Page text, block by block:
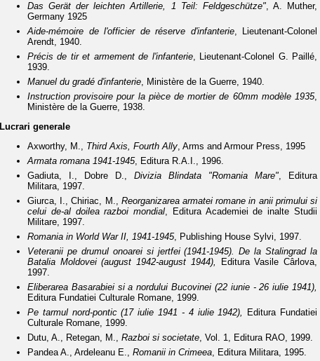
Das Gerät der leichten Artillerie, 1 Teil: Feldgeschütze", A. Muther,
Germany 1925
Aide-mémoire de l'officier de réserve d'infanterie, Lieutenant-Colonel
Arendt, 1940.
Précis de tir et armement de l'infanterie, Lieutenant-Colonel G. Paillé,
1939.
Manuel du gradé d'infanterie, Ministère de la Guerre, 1940.
Instruction provisoire pour la pièce de mortier de 60mm modèle 1935,
Ministère de la Guerre, 1938.
Lucrari generale
Axworthy, M., Third Axis, Fourth Ally, Arms and Armour Press, 1995
Armata romana 1941-1945, Editura R.A.I., 1996.
Gadiuta, I., Dobre D., Divizia Blindata "Romania Mare", Editura
Militara, 1997.
Giurca, I., Chiriac, M., Reorganizarea armatei romane in anii primului si
celui de-al doilea razboi mondial, Editura Academiei de inalte Studii
Militare, 1997.
Romania in World War II, 1941-1945, Publishing House Sylvi, 1997.
Veteranii pe drumul onoarei si jertfei (1941-1945). De la Stalingrad la
Batalia Moldovei (august 1942-august 1944),
Editura Vasile Cârlova,
1997.
Eliberarea Basarabiei si a nordului Bucovinei (22 iunie - 26 iulie 1941),
Editura Fundatiei Culturale Romane, 1999.
Pe tarmul nord-pontic (17 iulie 1941 - 4 iulie 1942),
Editura Fundatiei
Culturale Romane, 1999.
Dutu, A., Retegan, M., Razboi si societate, Vol. 1, Editura RAO, 1999.
Pandea A., Ardeleanu E., Romanii in Crimeea, Editura Militara, 1995.